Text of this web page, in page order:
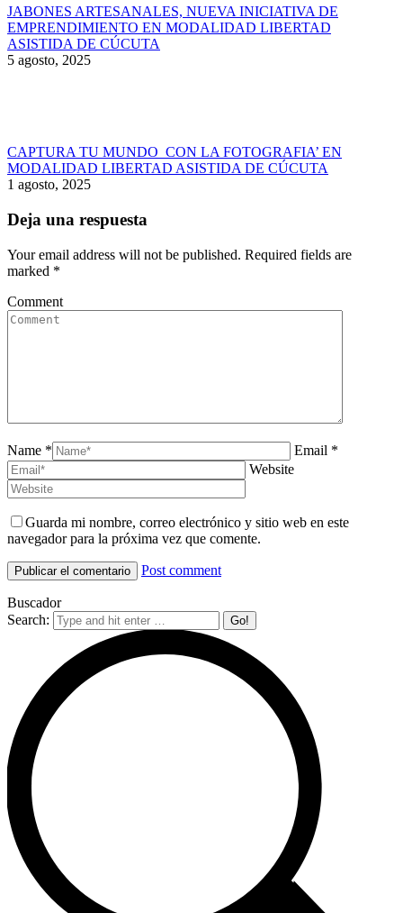
JABONES ARTESANALES, NUEVA INICIATIVA DE
EMPRENDIMIENTO EN MODALIDAD LIBERTAD
ASISTIDA DE CÚCUTA
5 agosto, 2025
CAPTURA TU MUNDO CON LA FOTOGRAFIA’ EN
MODALIDAD LIBERTAD ASISTIDA DE CÚCUTA
1 agosto, 2025
Deja una respuesta
Your email address will not be published. Required fields are
marked *
Comment
Name *
Email *
Website
Guarda mi nombre, correo electrónico y sitio web en este
navegador para la próxima vez que comente.
Post comment
Buscador
Search: